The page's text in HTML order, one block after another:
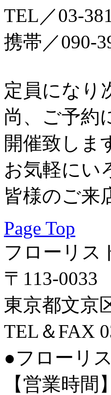
TEL／
携帯／090-
定員になり
尚、ご予約
開催致しま
お気軽にい
皆様のご来
Page Top
フローリス
〒113-0033
東京都文京
TEL＆FAX
●フローリ
【営業時間